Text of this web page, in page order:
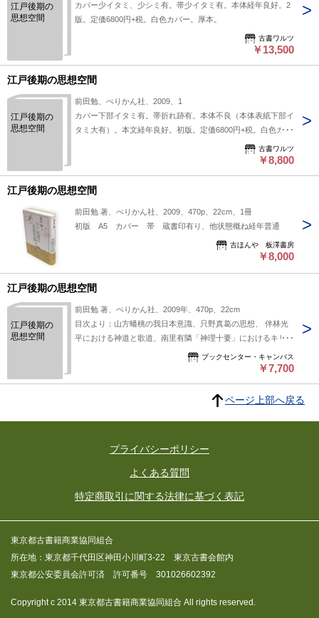
江戸後期の
思想空間
カバー少イタミ、少シミ有。帯少イタミ有。本体経年良好。2
版。定価6800円+税。白色カバー。厚本。
古書ワルツ
￥13,500
江戸後期の思想空間
江戸後期の
思想空間
前田勉、ぺりかん社、2009、1
カバー下部イタミ有。帯折れ跡有。本体不良（本体表紙下部イ
タミ大有）。本文経年良好。初版。定価6800円+税。白色カバ
古書ワルツ
￥8,800
江戸後期の思想空間
前田勉 著、ぺりかん社、2009、470p、22cm、1冊
初版 A5 カバー 帯 蔵書印有り、他状態概ね経年普通
古ほんや 板澤書房
￥8,000
江戸後期の思想空間
江戸後期の
思想空間
前田勉 著、ぺりかん社、2009年、470p、22cm
目次より：山方蟠桃の我日本意識、只野真葛の思想、 伴林光
平における神道と歌道、南里有隣「神理十要」におけるキリス
ト教の影響、津田真道の初期思想、昌平黌と藩校の会読、山村
才助『訂正増訳 采覧異言』とその影響、他、 カバー、小口
ブックセンター・キャンパス
￥7,700
ページ上部へ戻る
プライバシーポリシー
よくある質問
特定商取引に関する法律に基づく表記
東京都古書籍商業協同組合
所在地：東京都千代田区神田小川町3-22 東京古書会館内
東京都公安委員会許可済 許可番号 301026602392
Copyright c 2014 東京都古書籍商業協同組合 All rights reserved.